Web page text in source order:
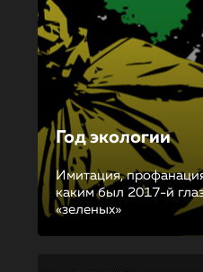
Год экологии
Имитация,
каким был 2017-й
«зеленых»